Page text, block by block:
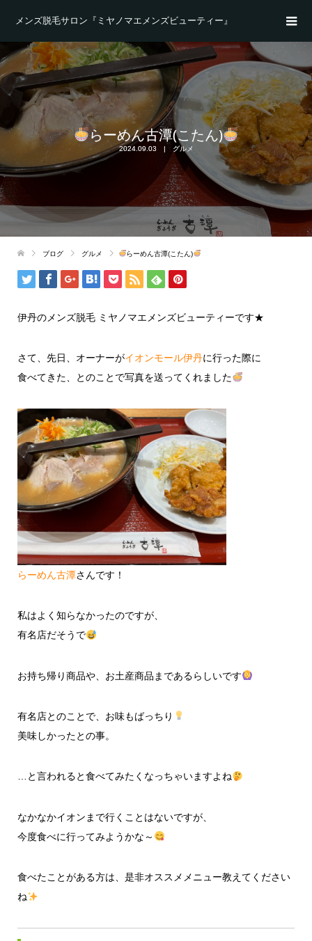
メンズ脱毛サロン『ミヤノマエメンズビューティー』
らーめん古潭(こたん)
2024.09.03 グルメ
ブログ グルメ らーめん古潭(こたん)
伊丹のメンズ脱毛 ミヤノマエメンズビューティーです★
さて、先日、オーナーがイオンモール伊丹に行った際に
食べてきた、とのことで写真を送ってくれました
らーめん古潭さんです！
私はよく知らなかったのですが、
有名店だそうで
お持ち帰り商品や、お土産商品まであるらしいです
有名店とのことで、お味もばっちり
美味しかったとの事。
…と言われると食べてみたくなっちゃいますよね
なかなかイオンまで行くことはないですが、
今度食べに行ってみようかな～
食べたことがある方は、是非オススメメニュー教えてください
ね